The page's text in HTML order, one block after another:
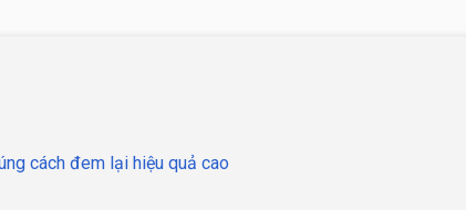
cách đem lại hiệu quả cao